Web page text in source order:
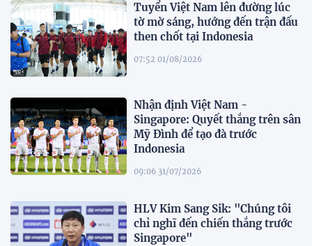
Tuyển Việt Nam lên đường lúc
tờ mờ sáng, hướng đến trận đấu
then chốt tại Indonesia
07:52 01/08/2026
Nhận định Việt Nam -
Singapore: Quyết thắng trên sân
Mỹ Đình để tạo đà trước
Indonesia
09:06 31/07/2026
HLV Kim Sang Sik: "Chúng tôi
chỉ nghĩ đến chiến thắng trước
Singapore"